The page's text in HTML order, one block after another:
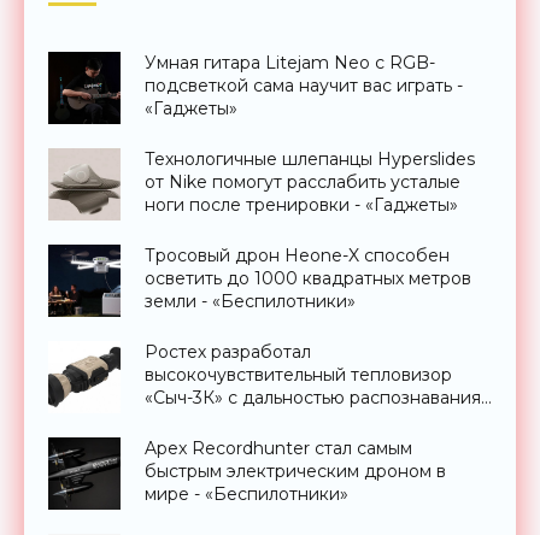
Умная гитара Litejam Neo с RGB-
подсветкой сама научит вас играть -
«Гаджеты»
Технологичные шлепанцы Hyperslides
от Nike помогут расслабить усталые
ноги после тренировки - «Гаджеты»
Тросовый дрон Heone-X способен
осветить до 1000 квадратных метров
земли - «Беспилотники»
Ростех разработал
высокочувствительный тепловизор
«Сыч-3К» с дальностью распознавания
Apex Recordhunter стал самым
быстрым электрическим дроном в
мире - «Беспилотники»